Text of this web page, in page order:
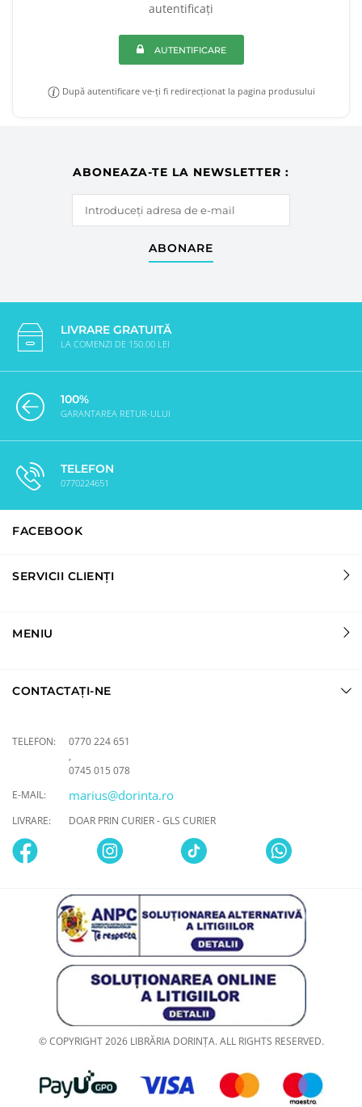
autentificați
AUTENTIFICARE
După autentificare ve-ți fi redirecționat la pagina produsului
ABONEAZA-TE LA NEWSLETTER :
ABONARE
LIVRARE GRATUITĂ
LA COMENZI DE 150.00 LEI
100%
GARANTAREA RETUR-ULUI
TELEFON
0770224651
FACEBOOK
SERVICII CLIENȚI
MENIU
CONTACTAȚI-NE
TELEFON:
0770 224 651
,
0745 015 078
E-MAIL:
marius@dorinta.ro
LIVRARE: DOAR PRIN CURIER - GLS CURIER
© COPYRIGHT 2026 LIBRĂRIA DORINȚA. ALL RIGHTS RESERVED.